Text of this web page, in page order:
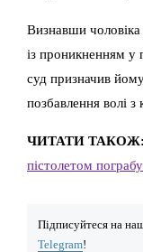
Визнавши
із проникненням
суд призначив
позбавлення волі
ЧИТАТИ ТАКОЖ:
пістолетом
Підписуйтеся на
Telegram!